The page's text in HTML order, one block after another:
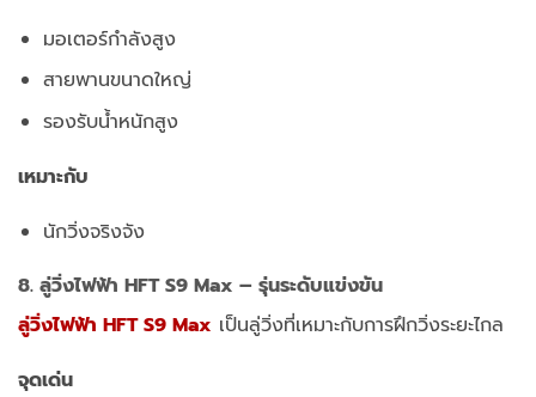
มอเตอร์กำลังสูง
สายพานขนาดใหญ่
รองรับน้ำหนักสูง
เหมาะกับ
นักวิ่งจริงจัง
8. ลู่วิ่งไฟฟ้า HFT S9 Max – รุ่นระดับแข่งขัน
ลู่วิ่งไฟฟ้า HFT S9 Max เป็นลู่วิ่งที่เหมาะกับการฝึกวิ่งระยะไกล
จุดเด่น